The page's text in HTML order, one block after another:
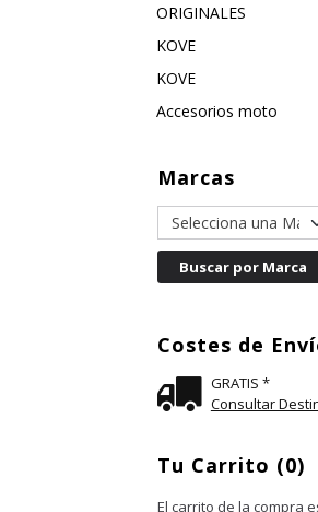
ORIGINALES
KOVE
KOVE
Accesorios moto
Marcas
Costes de
GRATIS *
Consultar
Tu Carrito (0)
El carrito de la compra